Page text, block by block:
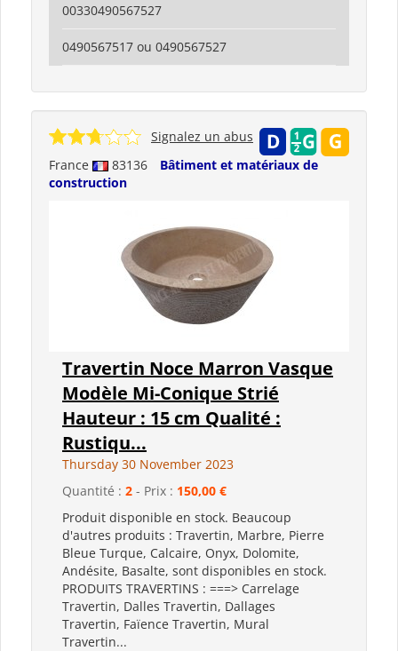
00330490567527
0490567517 ou 0490567527
France 83136
Bâtiment et matériaux de
construction
Signalez un abus
Travertin Noce Marron Vasque
Modèle Mi-Conique Strié
Hauteur : 15 cm Qualité :
Rustiqu...
Thursday 30 November 2023
Quantité : 2 - Prix : 150,00 €
Produit disponible en stock. Beaucoup
d'autres produits : Travertin, Marbre, Pierre
Bleue Turque, Calcaire, Onyx, Dolomite,
Andésite, Basalte, sont disponibles en stock.
PRODUITS TRAVERTINS : ===> Carrelage
Travertin, Dalles Travertin, Dallages
Travertin, Faïence Travertin, Mural
Travertin...